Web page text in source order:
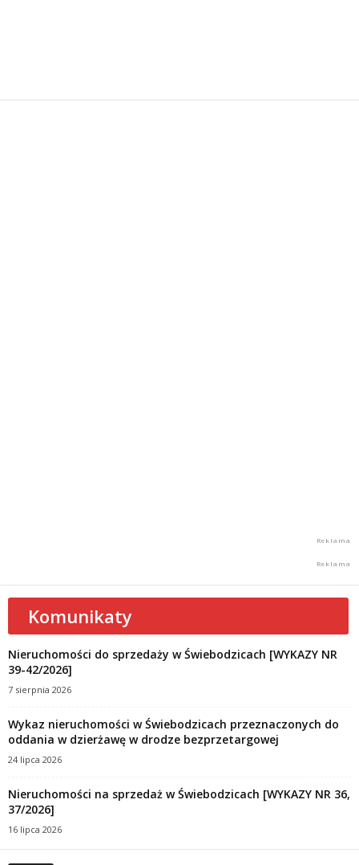
Komunikaty
Nieruchomości do sprzedaży w Świebodzicach [WYKAZY NR
39-42/2026]
7 sierpnia 2026
Wykaz nieruchomości w Świebodzicach przeznaczonych do
oddania w dzierżawę w drodze bezprzetargowej
24 lipca 2026
Nieruchomości na sprzedaż w Świebodzicach [WYKAZY NR 36,
37/2026]
16 lipca 2026